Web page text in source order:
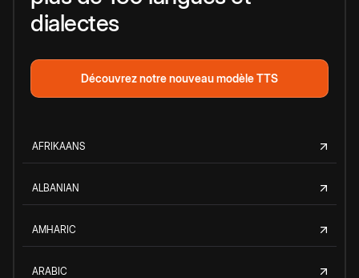
dialectes
Découvrez notre nouveau modèle TTS
AFRIKAANS
ALBANIAN
AMHARIC
ARABIC